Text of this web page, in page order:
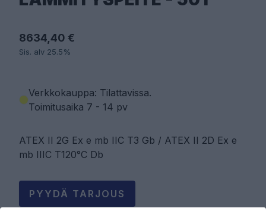
8634,40 €
Sis. alv 25.5%
Verkkokauppa: Tilattavissa.
Toimitusaika 7 - 14 pv
ATEX II 2G Ex e mb IIC T3 Gb / ATEX II 2D Ex e
mb IIIC T120°C Db
PYYDÄ TARJOUS